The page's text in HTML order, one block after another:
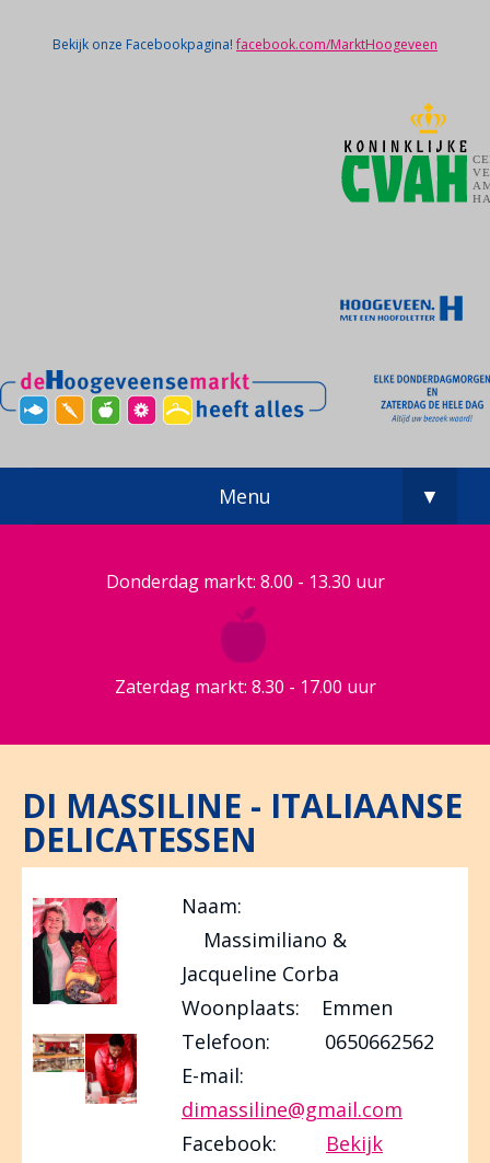
Bekijk onze Facebookpagina!facebook.com/MarktHoogeveen
Menu ▼
Donderdag markt: 8.00 - 13.30 uur
Zaterdag markt: 8.30 - 17.00 uur
DI MASSILINE - ITALIAANSE
DELICATESSEN
Naam:
Massimiliano &
Jacqueline Corba
Woonplaats: Emmen
Telefoon: 0650662562
E-mail:
dimassiline@gmail.com
Facebook: Bekijk